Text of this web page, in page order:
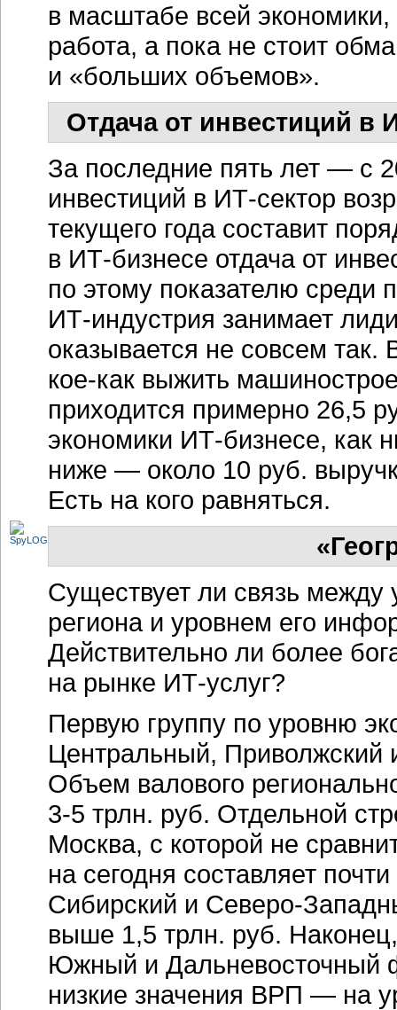
в масштабе всей
работа, а пока не стоит
и «больших объемов».
Отдача от инвестиций в
За последние пять лет — с
инвестиций в ИТ-сектор
текущего года составит
в ИТ-бизнесе отдача от
по этому показателю среди
ИТ-индустрия занимает
оказывается не совсем
кое-как выжить
приходится примерно 26,5
экономики ИТ-бизнесе, как
ниже — около 10 руб.
Есть на кого равняться.
Существует ли связь между
региона и уровнем его
Действительно ли более
на рынке ИТ-услуг?
Первую группу по уровню
Центральный, Приволжский
Объем валового
3-5 трлн. руб. Отдельной
Москва, с которой не
на сегодня составляет
Сибирский и Северо-
выше 1,5 трлн. руб.
Южный и Дальневосточный
низкие значения ВРП — на